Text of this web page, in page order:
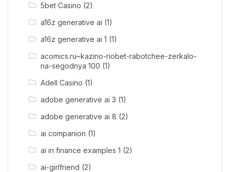
5bet Casino (2)
a16z generative ai (1)
a16z generative ai 1 (1)
acomics.ru~kazino-riobet-rabotchee-zerkalo-
na-segodnya 100 (1)
Adell Casino (1)
adobe generative ai 3 (1)
adobe generative ai 8 (2)
ai companion (1)
ai in finance examples 1 (2)
ai-girlfriend (2)